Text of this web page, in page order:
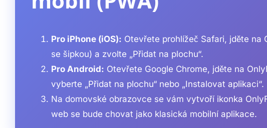
Pro iPhone (iOS): Otevřete prohlížeč Safari, jděte na
se šipkou) a zvolte „Přidat na plochu“.
Pro Android: Otevřete Google Chrome, jděte na
vyberte „Přidat na plochu“ nebo „Instalovat aplikaci“.
Na domovské obrazovce se vám vytvoří ikonka
web se bude chovat jako klasická mobilní aplikace.